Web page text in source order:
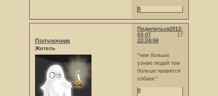
0
Поделиться
17
2012-
03-07
22:24:56
Полуночник
Житель
"чем больше
узнаю людей тем
больше нравятся
собаки."
0